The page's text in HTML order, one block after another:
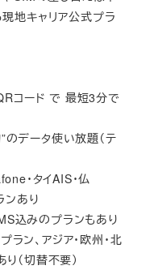
地キャリア公式プラ
コード で 最短3分で
データ使い放題（テ
・タイAIS・仏
あり
込みのプランもあり
ン、アジア・欧州・北
（切替不要）